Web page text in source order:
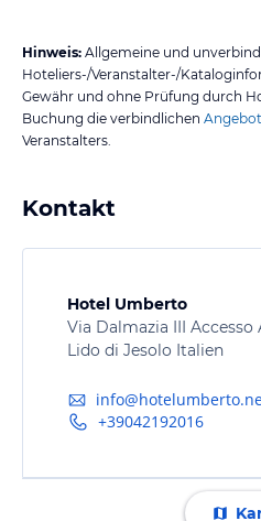
Hinweis: Allgemeine und
Hoteliers-/Veranstalter-/
Gewähr und ohne Prüfung durch
Buchung die verbindlichen
Veranstalters.
Kontakt
Hotel Umberto
Via Dalmazia III Accesso
Lido di Jesolo Italien
+39042192016